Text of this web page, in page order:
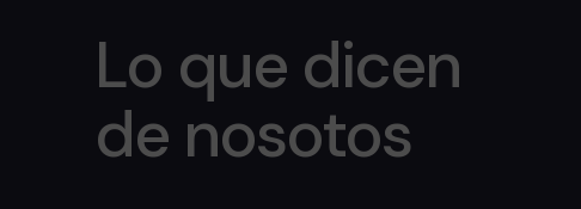
Lo que dicen
de nosotos